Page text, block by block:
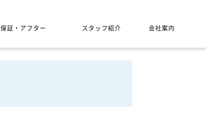
保証・アフター スタッフ紹介 会社案内